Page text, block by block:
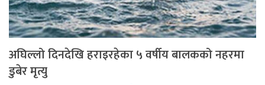
अघिल्लो दिनदेखि हराइरहेका ५ वर्षीय बालकको नहरमा
डुबेर मृत्यु